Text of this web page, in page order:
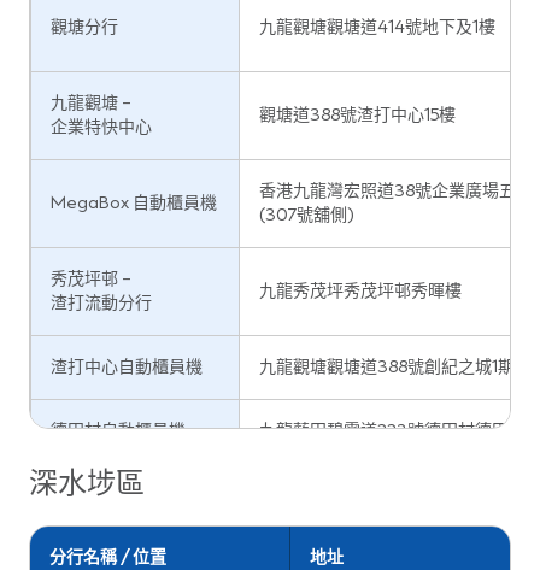
觀塘分行 九龍觀塘觀塘道414號地下及1樓
九龍觀塘 –
企業特快中心
觀塘道388號渣打中心15樓
MegaBox 自動櫃員機
香港九龍灣宏照道38號企業廣場五
(307號舖側)
秀茂坪邨 –
渣打流動分行
九龍秀茂坪秀茂坪邨秀暉樓
渣打中心自動櫃員機 九龍觀塘觀塘道388號創紀之城1期渣
德田村自動櫃員機 九龍藍田碧雲道223號德田村德田商
深水埗區
分行名稱 / 位置 地址